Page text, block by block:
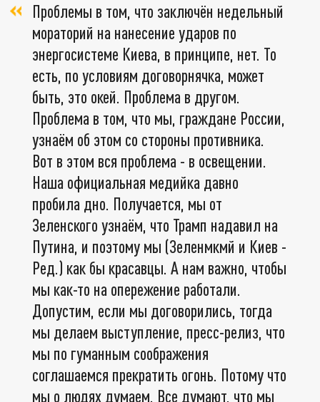
Проблемы в том, что заключён недельный
мораторий на нанесение ударов по
энергосистеме Киева, в принципе, нет. То
есть, по условиям договорнячка, может
быть, это окей. Проблема в другом.
Проблема в том, что мы, граждане России,
узнаём об этом со стороны противника.
Вот в этом вся проблема - в освещении.
Наша официальная медийка давно
пробила дно. Получается, мы от
Зеленского узнаём, что Трамп надавил на
Путина, и поэтому мы (Зеленмкмй и Киев -
Ред.) как бы красавцы. А нам важно, чтобы
мы как-то на опережение работали.
Допустим, если мы договорились, тогда
мы делаем выступление, пресс-релиз, что
мы по гуманным соображения
соглашаемся прекратить огонь. Потому что
мы о людях думаем. Все думают, что мы